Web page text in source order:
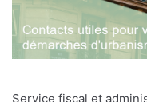
Service fiscal et